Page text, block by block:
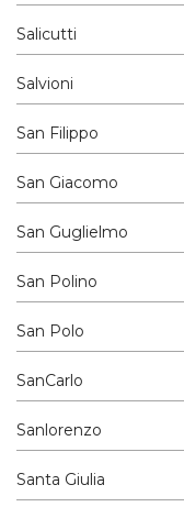
Salicutti
Salvioni
San Filippo
San Giacomo
San Guglielmo
San Polino
San Polo
SanCarlo
Sanlorenzo
Santa Giulia